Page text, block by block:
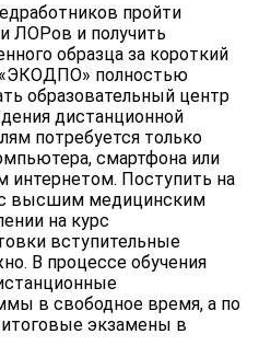
пройти
ЛОРов и получить
образца за короткий
полностью
образовательный центр
дистанционной
потребуется только
смартфона или
интернетом. Поступить на
с высшим медицинским
на курс
вступительные
В процессе обучения
в свободное время, а по
итоговые экзамены в